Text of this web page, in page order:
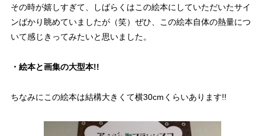
その時が嬉しすぎて、しばらくはこの絵本にしていただいたサイ
ンばかり眺めていましたが（笑）ぜひ、この絵本自体の熱量につ
いて感じきってみたいと思いました。
・絵本と画集の大型本!!
ちなみにこの絵本は結構大きくて横30cmくらいあります!!